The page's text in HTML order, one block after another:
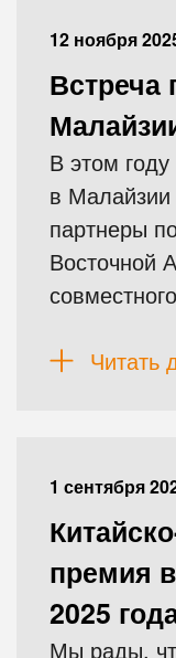
12 ноября
Встреча
В этом
в
партнеры
Восточной
Читать
1 сентября
премия
2025
Мы рады,